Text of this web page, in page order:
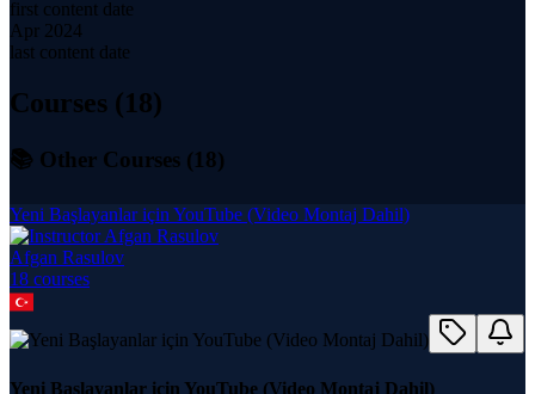
first content date
Apr 2024
last content date
Courses (18)
📚 Other Courses (18)
Yeni Başlayanlar için YouTube (Video Montaj Dahil)
Afgan Rasulov
18 courses
Yeni Başlayanlar için YouTube (Video Montaj Dahil)